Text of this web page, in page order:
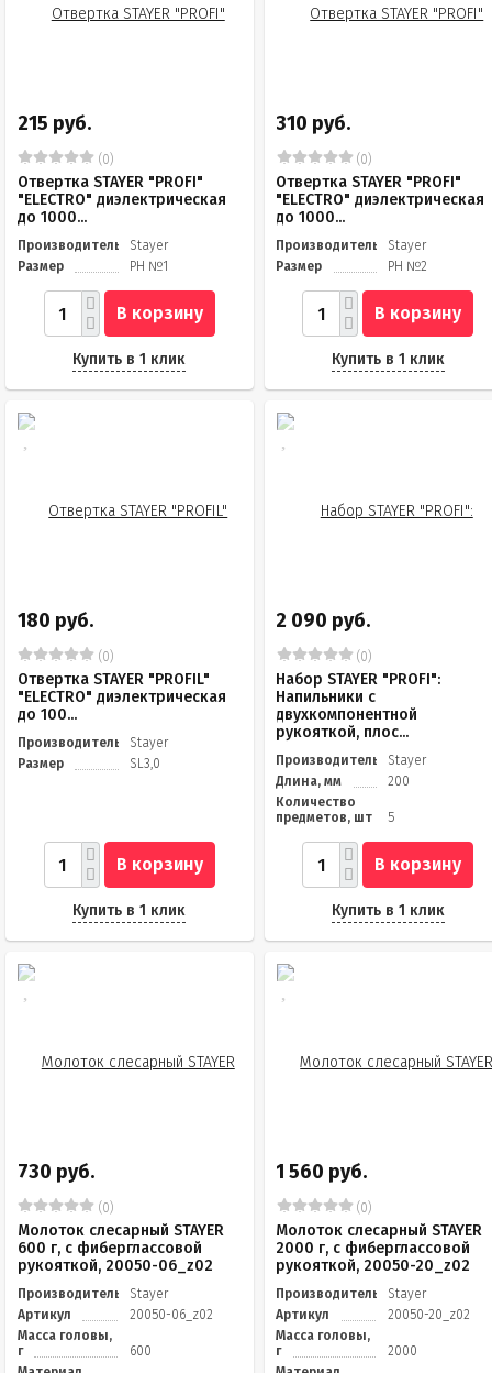
215 руб.
(0)
Отвертка STAYER "PROFI"
"ELECTRO" диэлектрическая
до 1000...
Производитель
Stayer
Размер
PH №1
В корзину
Купить в 1 клик
310 руб.
(0)
Отвертка STAYER "PROFI"
"ELECTRO" диэлектрическая
до 1000...
Производитель
Stayer
Размер
PH №2
В корзину
Купить в 1 клик
180 руб.
(0)
Отвертка STAYER "PROFIL"
"ELECTRO" диэлектрическая
до 100...
Производитель
Stayer
Размер
SL3,0
В корзину
Купить в 1 клик
2 090 руб.
(0)
Набор STAYER "PROFI":
Напильники с
двухкомпонентной
рукояткой, плос...
Производитель
Stayer
Длина, мм
200
Количество
предметов, шт
5
В корзину
Купить в 1 клик
730 руб.
(0)
Молоток слесарный STAYER
600 г, с фиберглассовой
рукояткой, 20050-06_z02
Производитель
Stayer
Артикул
20050-06_z02
Масса головы,
г
600
1 560 руб.
(0)
Молоток слесарный STAYER
2000 г, с фиберглассовой
рукояткой, 20050-20_z02
Производитель
Stayer
Артикул
20050-20_z02
Масса головы,
г
2000